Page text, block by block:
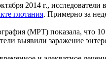
2014 г.,
глотания. Примерно за
(МРТ) показала, что
выявили заражение